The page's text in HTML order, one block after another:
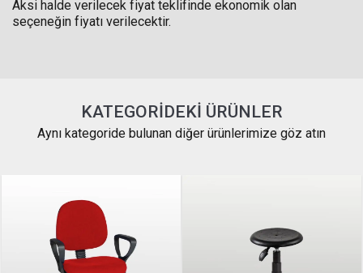
Aksi halde verilecek fiyat teklifinde ekonomik olan
seçeneğin fiyatı verilecektir.
KATEGORIDEKI ÜRÜNLER
Aynı kategoride bulunan diğer ürünlerimize göz atın